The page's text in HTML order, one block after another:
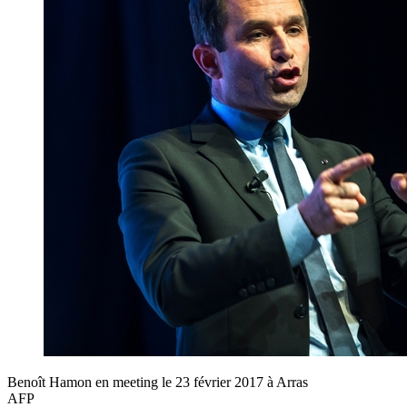
Benoît Hamon en meeting le 23 février 2017 à Arras
AFP